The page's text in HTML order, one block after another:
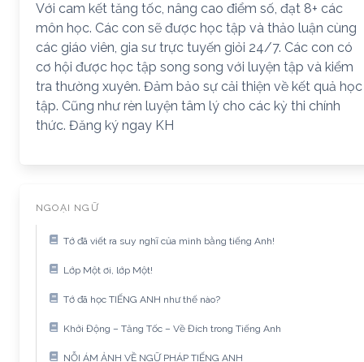
Với cam kết tăng tốc, nâng cao điểm số, đạt 8+ các
môn học. Các con sẽ được học tập và thảo luận cùng
các giáo viên, gia sư trực tuyến giỏi 24/7. Các con có
cơ hội được học tập song song với luyện tập và kiểm
tra thường xuyên. Đảm bảo sự cải thiện về kết quả học
tập. Cũng như rèn luyện tâm lý cho các kỳ thi chính
thức. Đăng ký ngay KH
NGOẠI NGỮ
Tớ đã viết ra suy nghĩ của mình bằng tiếng Anh!
Lớp Một ơi, lớp Một!
Tớ đã học TIẾNG ANH như thế nào?
Khởi Động – Tăng Tốc – Về Đích trong Tiếng Anh
NỖI ÁM ẢNH VỀ NGỮ PHÁP TIẾNG ANH